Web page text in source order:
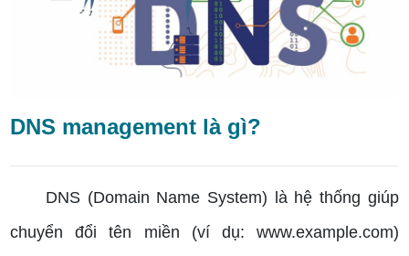
DNS management là gì?
DNS (Domain Name System) là hệ thống giúp
chuyển đổi tên miền (ví dụ: www.example.com)